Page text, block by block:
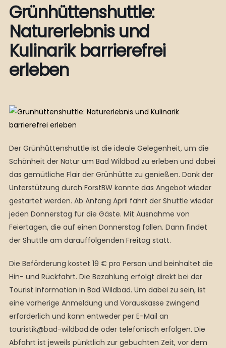
Grünhüttenshuttle:
Naturerlebnis und
Kulinarik barrierefrei
erleben
Der Grünhüttenshuttle ist die ideale Gelegenheit, um die
Schönheit der Natur um Bad Wildbad zu erleben und dabei
das gemütliche Flair der Grünhütte zu genießen. Dank der
Unterstützung durch ForstBW konnte das Angebot wieder
gestartet werden. Ab Anfang April fährt der Shuttle wieder
jeden Donnerstag für die Gäste. Mit Ausnahme von
Feiertagen, die auf einen Donnerstag fallen. Dann findet
der Shuttle am darauffolgenden Freitag statt.
Die Beförderung kostet 19 € pro Person und beinhaltet die
Hin- und Rückfahrt. Die Bezahlung erfolgt direkt bei der
Tourist Information in Bad Wildbad. Um dabei zu sein, ist
eine vorherige Anmeldung und Vorauskasse zwingend
erforderlich und kann entweder per E-Mail an
touristik@bad-wildbad.de oder telefonisch erfolgen. Die
Abfahrt ist jeweils pünktlich zur gebuchten Zeit, vor dem